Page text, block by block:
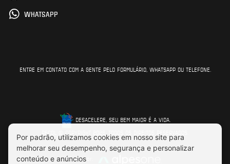
WHATSAPP
ENTRE EM CONTATO COM A GENTE PELO FORMULÁRIO, WHATSAPP OU TELEFONE.
DESACELERE, SEU BEM MAIOR É A VIDA.
RECOL © COPYRIGHT 2026. TODOS OS DIREITOS RESERVADOS.
Feito por: